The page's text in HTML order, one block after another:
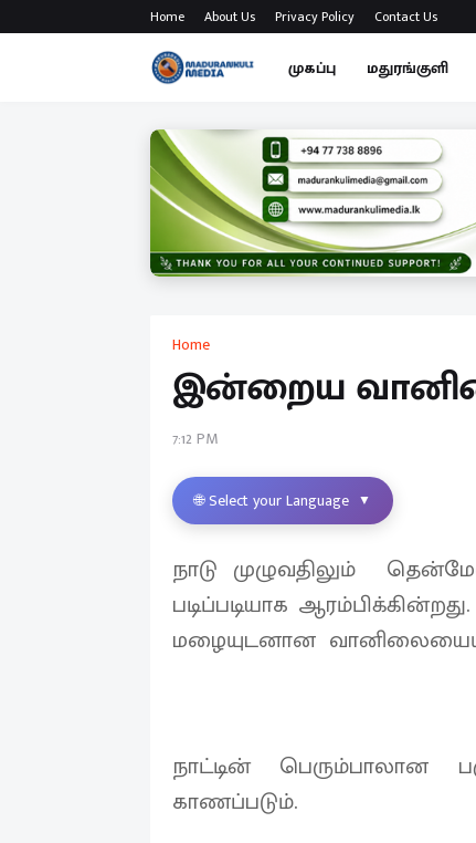
Home About Us Privacy Policy Contact Us
முகப்பு மதுரங்குளி
Home
இன்றைய
7:12 PM
🌐 Select your Language ▼
நாடு முழுவதிலும்
படிப்படியாக
மழையுடனான
நாட்டின் பெரும்பாலான
காணப்படும்.